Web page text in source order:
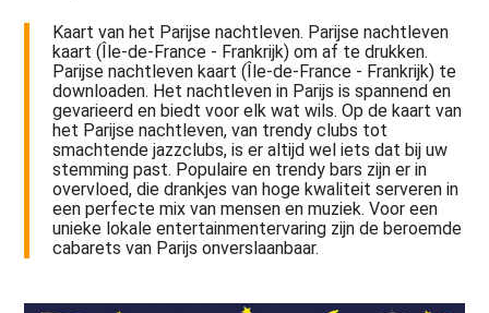
Kaart van het Parijse nachtleven. Parijse nachtleven
kaart (Île-de-France - Frankrijk) om af te drukken.
Parijse nachtleven kaart (Île-de-France - Frankrijk) te
downloaden. Het nachtleven in Parijs is spannend en
gevarieerd en biedt voor elk wat wils. Op de kaart van
het Parijse nachtleven, van trendy clubs tot
smachtende jazzclubs, is er altijd wel iets dat bij uw
stemming past. Populaire en trendy bars zijn er in
overvloed, die drankjes van hoge kwaliteit serveren in
een perfecte mix van mensen en muziek. Voor een
unieke lokale entertainmentervaring zijn de beroemde
cabarets van Parijs onverslaanbaar.